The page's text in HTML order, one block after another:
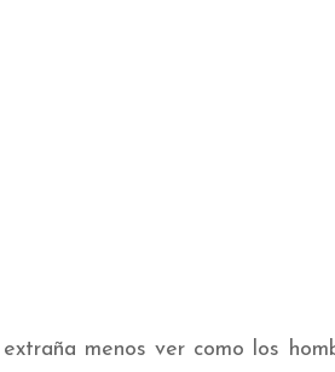
menos ver como los